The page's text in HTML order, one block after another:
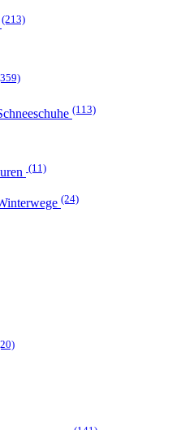
(213)
(113)
(11)
(24)